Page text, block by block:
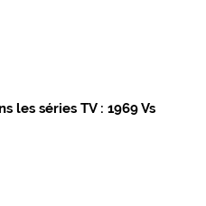
les séries TV : 1969 Vs